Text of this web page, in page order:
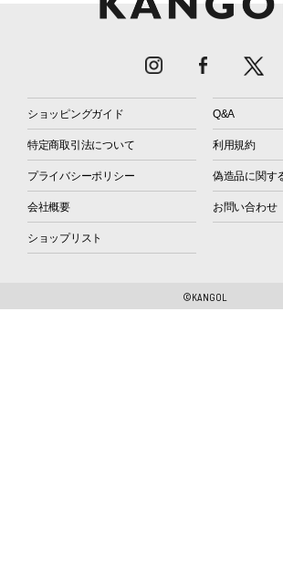
ショッピングガイド Q&A
特定商取引法について 利用規約
プライバシーポリシー 偽造品に関す
会社概要 お問い合わせ
ショップリスト
©KANGOL